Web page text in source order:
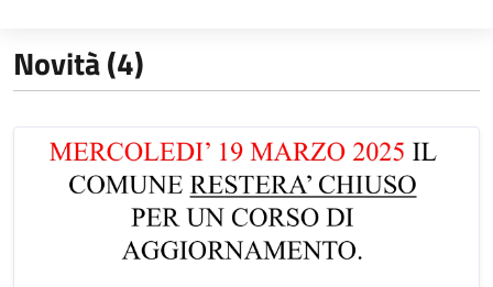
Novità (4)